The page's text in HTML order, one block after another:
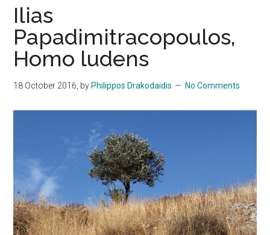
Ilias
Papadimitracopoulos,
Homo ludens
18 October 2016, by Philippos Drakodaidis No Comments